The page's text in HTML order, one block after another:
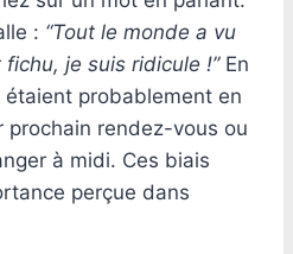
: “Tout le monde a vu
fichu, je suis ridicule !”En
probablement en
prochain rendez-vous ou
à midi. Ces biais
perçue dans